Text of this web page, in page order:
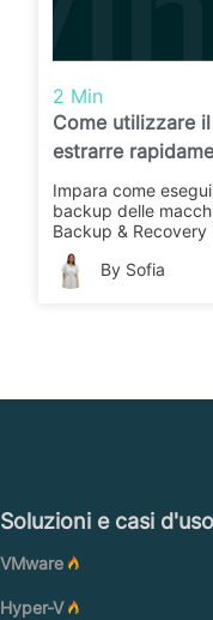
2 Min
Come utilizzare
estrarre
macchina
Backup &
Impara come
backup delle
Backup &
By Sofia
Soluzioni e casi d'uso
VMware
Hyper-V